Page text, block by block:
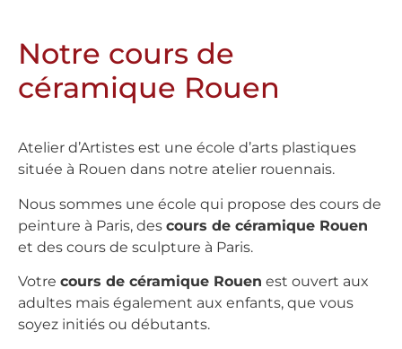
Notre cours de
céramique Rouen
Atelier d’Artistes est une école d’arts plastiques
située à Rouen dans notre atelier rouennais.
Nous sommes une école qui propose des cours de
peinture à Paris, des cours de céramique Rouen
et des cours de sculpture à Paris.
Votre cours de céramique Rouen est ouvert aux
adultes mais également aux enfants, que vous
soyez initiés ou débutants.